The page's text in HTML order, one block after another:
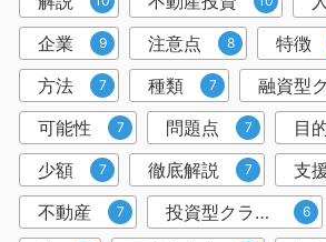
企業 9 注意点 8 特徴
方法 7 種類 7
可能性 7 問題点 7 目
少額 7 徹底解説 7 支
不動産 7 投資型クラウドファンディング 6